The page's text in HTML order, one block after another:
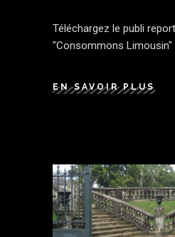
Téléchargez le publi
"Consommons Limousin"
EN SAVOIR PLUS